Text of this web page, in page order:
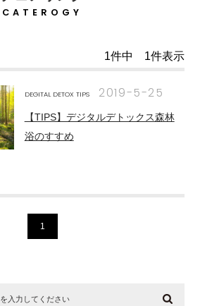
CATEROGY
1件中 1件表示
DEGITAL DETOX TIPS 2019-5-25
【TIPS】デジタルデトックス森林
浴のすすめ
1